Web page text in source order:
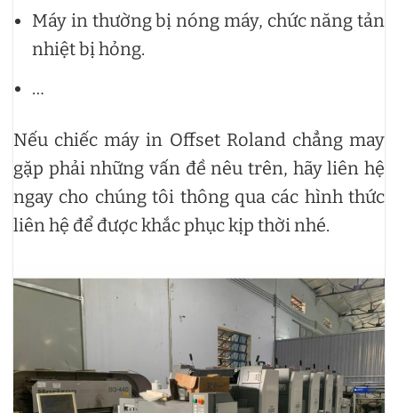
Máy in thường bị nóng máy, chức năng tản
nhiệt bị hỏng.
…
Nếu chiếc máy in Offset Roland chẳng may
gặp phải những vấn đề nêu trên, hãy liên hệ
ngay cho chúng tôi thông qua các hình thức
liên hệ để được khắc phục kịp thời nhé.